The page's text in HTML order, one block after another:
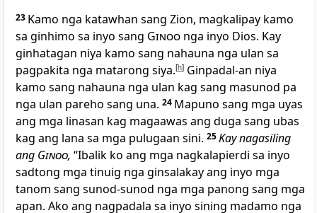
23 Kamo nga katawhan sang Zion, magkalipay kamo
sa ginhimo sa inyo sang Ginoo nga inyo Dios. Kay
ginhatagan niya kamo sang nahauna nga ulan sa
pagpakita nga matarong siya.[h] Ginpadal-an niya
kamo sang nahauna nga ulan kag sang masunod pa
nga ulan pareho sang una. 24 Mapuno sang mga uyas
ang mga linasan kag magaawas ang duga sang ubas
kag ang lana sa mga pulugaan sini. 25Kay nagasiling
ang Ginoo, “Ibalik ko ang mga nagkalapierdi sa inyo
sadtong mga tinuig nga ginsalakay ang inyo mga
tanom sang sunod-sunod nga mga panong sang mga
apan. Ako ang nagpadala sa inyo sining madamo nga